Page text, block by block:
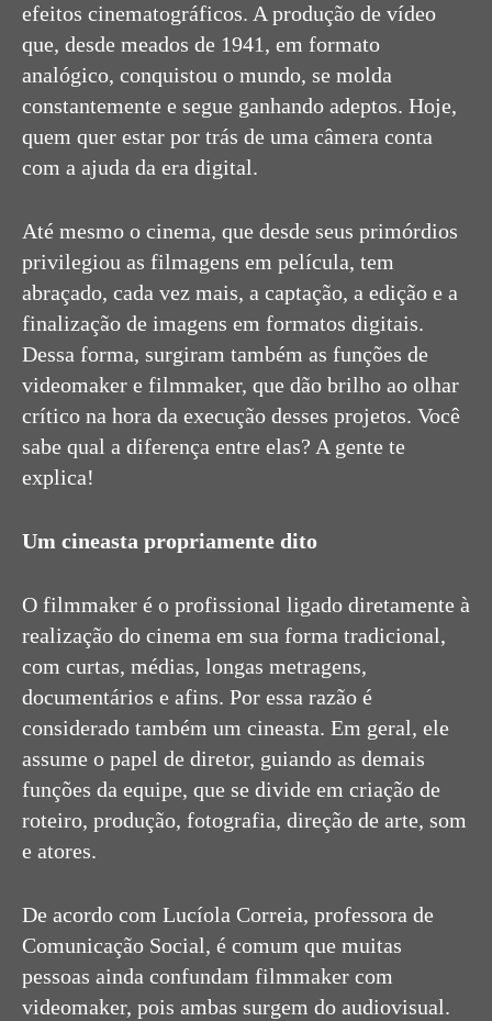
efeitos cinematográficos. A produção de vídeo
que, desde meados de 1941, em formato
analógico, conquistou o mundo, se molda
constantemente e segue ganhando adeptos. Hoje,
quem quer estar por trás de uma câmera conta
com a ajuda da era digital.
Até mesmo o cinema, que desde seus primórdios
privilegiou as filmagens em película, tem
abraçado, cada vez mais, a captação, a edição e a
finalização de imagens em formatos digitais.
Dessa forma, surgiram também as funções de
videomaker e filmmaker, que dão brilho ao olhar
crítico na hora da execução desses projetos. Você
sabe qual a diferença entre elas? A gente te
explica!
Um cineasta propriamente dito
O filmmaker é o profissional ligado diretamente à
realização do cinema em sua forma tradicional,
com curtas, médias, longas metragens,
documentários e afins. Por essa razão é
considerado também um cineasta. Em geral, ele
assume o papel de diretor, guiando as demais
funções da equipe, que se divide em criação de
roteiro, produção, fotografia, direção de arte, som
e atores.
De acordo com Lucíola Correia, professora de
Comunicação Social, é comum que muitas
pessoas ainda confundam filmmaker com
videomaker, pois ambas surgem do audiovisual.